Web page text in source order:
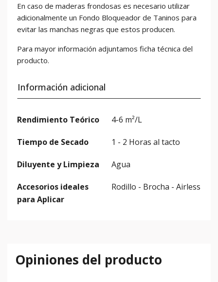
En caso de maderas frondosas es necesario utilizar
adicionalmente un Fondo Bloqueador de Taninos para
evitar las manchas negras que estos producen.
Para mayor información adjuntamos ficha técnica del
producto.
Información adicional
Rendimiento Teórico 4-6 m²/L
Tiempo de Secado 1 - 2 Horas al tacto
Diluyente y Limpieza Agua
Accesorios ideales
para Aplicar
Rodillo - Brocha - Airless
Opiniones del producto